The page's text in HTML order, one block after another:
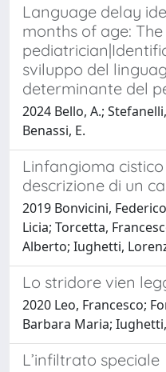
Language delay
months of age:
sviluppo del
determinante del
2024 Bello, A.;
Benassi, E.
Linfangioma
descrizione di un
2019 Bonvicini,
Licia; Torcetta,
Alberto; Iughetti,
Lo stridore vien
2020 Leo, Francesco;
Barbara Maria;
L’infiltrato speciale